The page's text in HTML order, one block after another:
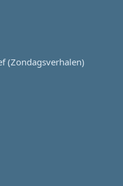
(Zondagsverhalen)